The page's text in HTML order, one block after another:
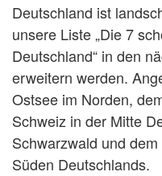
Deutschland ist
unsere Liste „Die 7
Deutschland“ in den
erweitern werden.
Ostsee im Norden,
Schweiz in der Mitte
Schwarzwald und
Süden Deutschlands.